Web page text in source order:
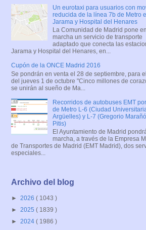
Un eurotaxi para usuarios con
reducida de la línea 7b de Metro
Jarama y Hospital del Henares
La Comunidad de Madrid pone en
marcha un servicio de transporte
adaptado que conecta las
Jarama y Hospital del Henares, en...
Cupón de la ONCE Madrid 2016
Se pondrán en venta el 28 de septiembre, para
del jueves 1 de octubre "Cinco millones de
se unirán al sueño de Ma...
Recorridos de autobuses EMT
de Metro L-6 (Ciudad
Argüelles) y L-7 (Gregorio
Pitis)
El Ayuntamiento de Madrid
marcha, a través de la Empresa
de Transportes de Madrid (EMT Madrid), dos
especiales...
Archivo del blog
► 2026 ( 1043 )
► 2025 ( 1839 )
► 2024 ( 1986 )